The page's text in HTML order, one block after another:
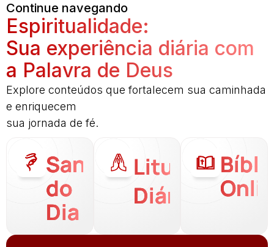
Continue navegando
Espiritualidade:
Sua experiência diária com
a Palavra de Deus
Explore conteúdos que fortalecem sua caminhada
e enriquecem
sua jornada de fé.
Santo
do
Dia
Liturgia
Diária